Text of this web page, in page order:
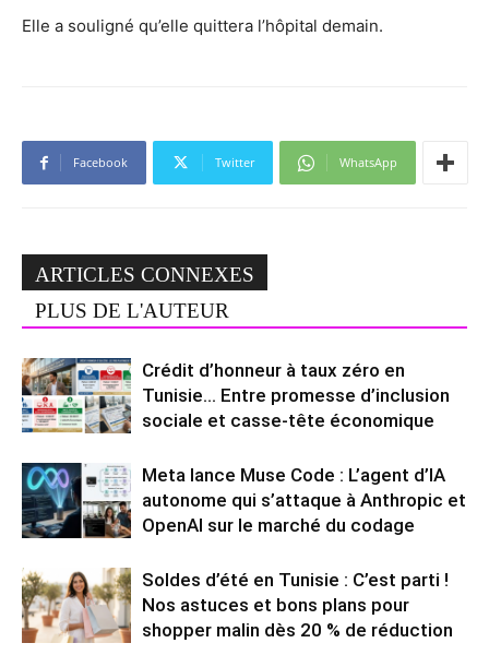
Elle a souligné qu’elle quittera l’hôpital demain.
Facebook Twitter WhatsApp
ARTICLES CONNEXES
PLUS DE L'AUTEUR
Crédit d’honneur à taux zéro en
Tunisie… Entre promesse d’inclusion
sociale et casse-tête économique
Meta lance Muse Code : L’agent d’IA
autonome qui s’attaque à Anthropic et
OpenAI sur le marché du codage
Soldes d’été en Tunisie : C’est parti !
Nos astuces et bons plans pour
shopper malin dès 20 % de réduction